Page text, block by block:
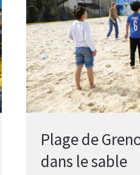
Plage de
dans le sable